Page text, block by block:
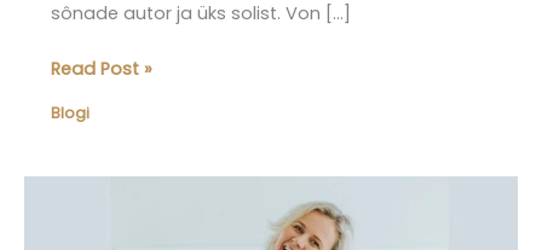
sônade autor ja üks solist. Von […]
Elu50pluss
–
Eelmaa
Read Post »
Blogi